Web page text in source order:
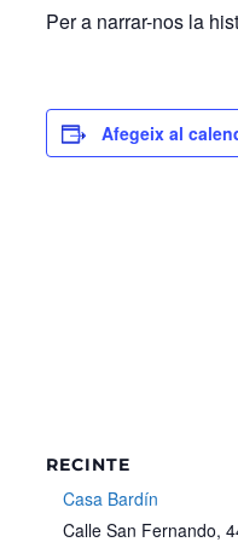
Per a narrar-nos la
Afegeix al
RECINTE
Casa Bardín
Calle San Fernando,